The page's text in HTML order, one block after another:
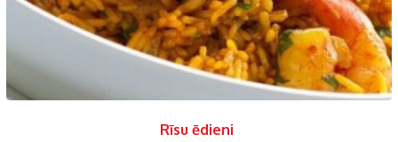
Rīsu ēdieni